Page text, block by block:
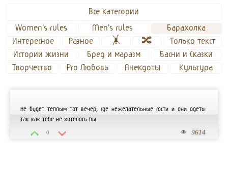
Все категории
Women's rules
Men's rules
Барахолка
Интересное
Разное 🤸 🔀
Только текст
Истории жизни
Бред и маразм
Басни и Сказки
Творчество
Pro Любовь Анекдоты Культура
9614
0
Не будет теплым тот вечер, где нежелательные гости и они одеты
так как тебе не хотелось бы